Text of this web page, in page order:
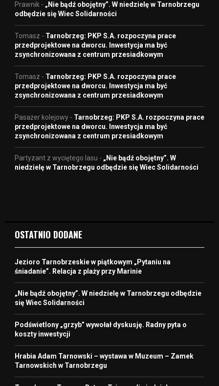
Prawnik - „Nie bądź obojętny”. W niedzielę w Tarnobrzegu
odbędzie się Wiec Solidarności
Tomasz - Tarnobrzeg: PKP S.A. rozpoczyna prace
przedprojektowe na dworcu. Inwestycja ma być
zsynchronizowana z centrum przesiadkowym
Tomasz - Tarnobrzeg: PKP S.A. rozpoczyna prace
przedprojektowe na dworcu. Inwestycja ma być
zsynchronizowana z centrum przesiadkowym
Pasażer kolejowy - Tarnobrzeg: PKP S.A. rozpoczyna prace
przedprojektowe na dworcu. Inwestycja ma być
zsynchronizowana z centrum przesiadkowym
Partyzant z wyciętego lasu - „Nie bądź obojętny”. W
niedzielę w Tarnobrzegu odbędzie się Wiec Solidarności
OSTATNIO DODANE
Jezioro Tarnobrzeskie w piątkowym „Pytaniu na
śniadanie”. Relacja z plaży przy Marinie
„Nie bądź obojętny”. W niedzielę w Tarnobrzegu odbędzie
się Wiec Solidarności
Podświetlony „grzyb” wywołał dyskusję. Radny pyta o
koszty inwestycji
Hrabia Adam Tarnowski – wystawa w Muzeum – Zamek
Tarnowskich w Tarnobrzegu